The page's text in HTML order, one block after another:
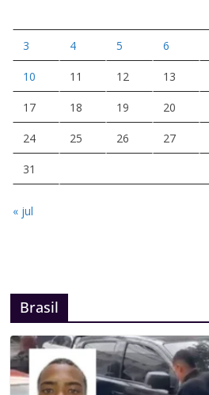
3 4 5 6
10 11 12 13
17 18 19 20
24 25 26 27
31
« jul
Brasil